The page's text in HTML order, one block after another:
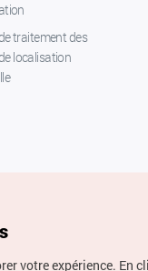
traitement des
localisation
votre expérience. En